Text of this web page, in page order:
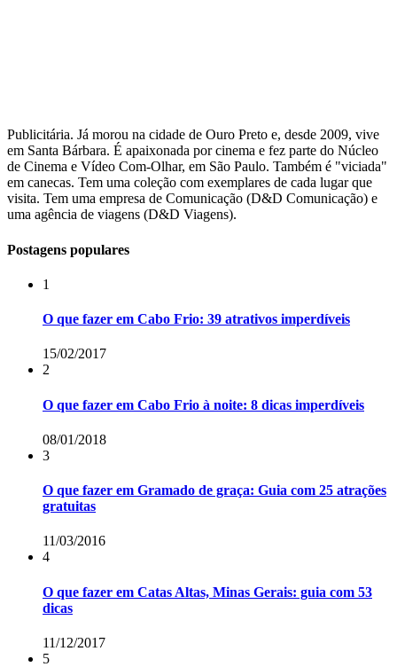
Publicitária. Já morou na cidade de Ouro Preto e, desde 2009, vive
em Santa Bárbara. É apaixonada por cinema e fez parte do Núcleo
de Cinema e Vídeo Com-Olhar, em São Paulo. Também é "viciada"
em canecas. Tem uma coleção com exemplares de cada lugar que
visita. Tem uma empresa de Comunicação (D&D Comunicação) e
uma agência de viagens (D&D Viagens).
Postagens populares
1
O que fazer em Cabo Frio: 39 atrativos imperdíveis
15/02/2017
2
O que fazer em Cabo Frio à noite: 8 dicas imperdíveis
08/01/2018
3
O que fazer em Gramado de graça: Guia com 25 atrações
gratuitas
11/03/2016
4
O que fazer em Catas Altas, Minas Gerais: guia com 53
dicas
11/12/2017
5